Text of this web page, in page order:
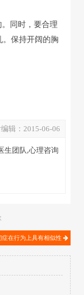
同时，要合理
保持开阔的胸
辑： 2015-06-06
生团队,心理咨询
在行为上具有相似性